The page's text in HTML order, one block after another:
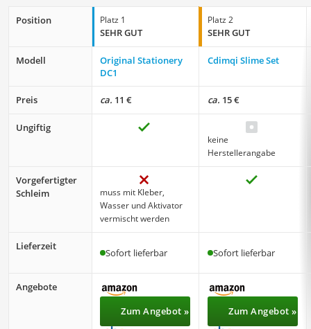
Position Platz 1
SEHR GUT
Platz 2
SEHR GUT
Modell
Original Stationery
DC1
Cdimqi Slime Set
Preis ca. 11 € ca. 15 €
Ungiftig
keine
Herstellerangabe
Vorgefertigter
Schleim
muss mit Kleber,
Wasser und Aktivator
vermischt werden
Lieferzeit
Sofort lieferbar Sofort lieferbar
Angebote
Zum Angebot »
Zum Angebot »